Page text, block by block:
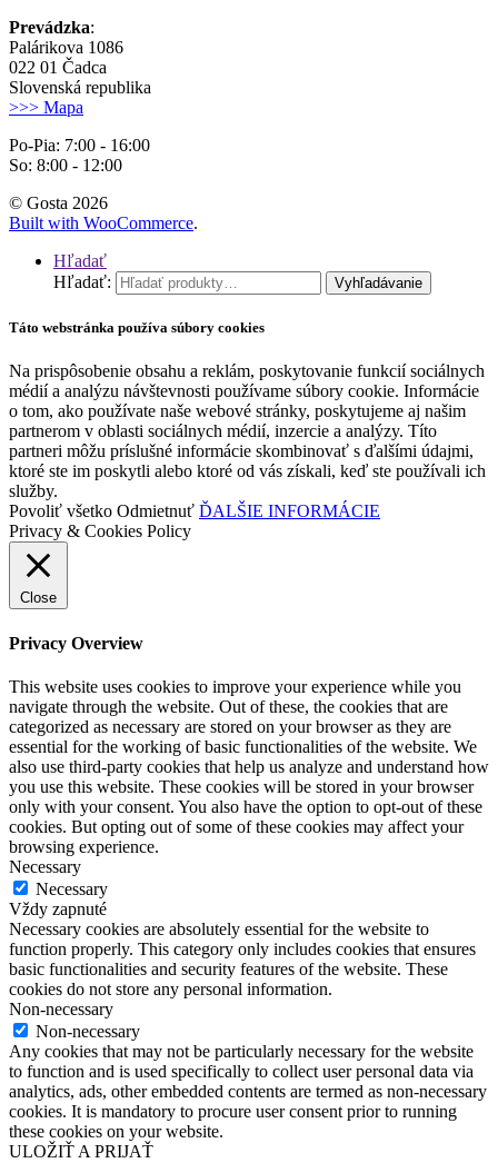
Prevádzka:
Palárikova 1086
022 01 Čadca
Slovenská republika
>>> Mapa
Po-Pia: 7:00 - 16:00
So: 8:00 - 12:00
© Gosta 2026
Built with WooCommerce.
Hľadať
Hľadať:
Vyhľadávanie
Táto webstránka používa súbory cookies
Na prispôsobenie obsahu a reklám, poskytovanie funkcií sociálnych
médií a analýzu návštevnosti používame súbory cookie. Informácie
o tom, ako používate naše webové stránky, poskytujeme aj našim
partnerom v oblasti sociálnych médií, inzercie a analýzy. Títo
partneri môžu príslušné informácie skombinovať s ďalšími údajmi,
ktoré ste im poskytli alebo ktoré od vás získali, keď ste používali ich
služby.
Povoliť všetko Odmietnuť ĎALŠIE INFORMÁCIE
Privacy & Cookies Policy
Close
Privacy Overview
This website uses cookies to improve your experience while you
navigate through the website. Out of these, the cookies that are
categorized as necessary are stored on your browser as they are
essential for the working of basic functionalities of the website. We
also use third-party cookies that help us analyze and understand how
you use this website. These cookies will be stored in your browser
only with your consent. You also have the option to opt-out of these
cookies. But opting out of some of these cookies may affect your
browsing experience.
Necessary
Necessary
Vždy zapnuté
Necessary cookies are absolutely essential for the website to
function properly. This category only includes cookies that ensures
basic functionalities and security features of the website. These
cookies do not store any personal information.
Non-necessary
Non-necessary
Any cookies that may not be particularly necessary for the website
to function and is used specifically to collect user personal data via
analytics, ads, other embedded contents are termed as non-necessary
cookies. It is mandatory to procure user consent prior to running
these cookies on your website.
ULOŽIŤ A PRIJAŤ